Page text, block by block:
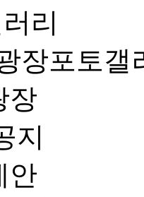
리
장포토갤
장
지
안